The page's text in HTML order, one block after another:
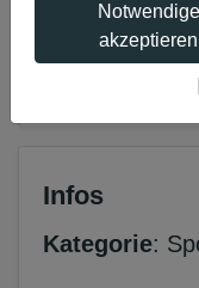
Notwendige
akzeptieren
Das
Infos
Kategorie: